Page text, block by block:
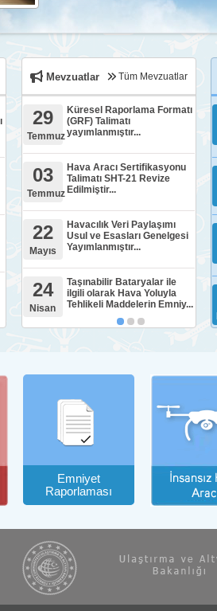
Mevzuatlar Tüm Mevzuatlar
29
Temmuz
Küresel Raporlama Formatı
(GRF) Talimatı
yayımlanmıştır...
03
Temmuz
Hava Aracı Sertifikasyonu
Talimatı SHT-21 Revize
Edilmiştir...
22
Mayıs
Havacılık Veri Paylaşımı
Usul ve Esasları Genelgesi
Yayımlanmıştır...
24
Nisan
Taşınabilir Bataryalar ile
ilgili olarak Hava Yoluyla
Tehlikeli Maddelerin Emniy...
Emniyet
Raporlaması